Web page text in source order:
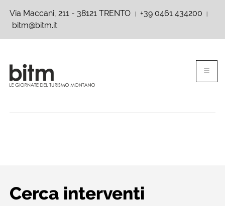
Via Maccani, 211 - 38121 TRENTO +39 0461 434200
bitm@bitm.it
Cerca interventi